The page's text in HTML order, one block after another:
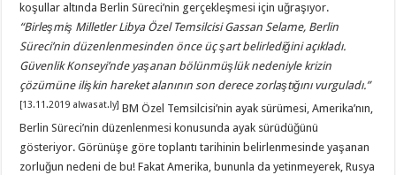
koşullar altında Berlin Süreci’nin gerçekleşmesi için uğraşıyor.
“Birleşmiş Milletler Libya Özel Temsilcisi Gassan Selame, Berlin
Süreci’nin düzenlenmesinden önce üç şart belirlediğini açıkladı.
Güvenlik Konseyi’nde yaşanan bölünmüşlük nedeniyle krizin
çözümüne ilişkin hareket alanının son derece zorlaştığını vurguladı.”
[13.11.2019 alwasat.ly] BM Özel Temsilcisi’nin ayak sürümesi, Amerika’nın,
Berlin Süreci’nin düzenlenmesi konusunda ayak sürüdüğünü
gösteriyor. Görünüşe göre toplantı tarihinin belirlenmesinde yaşanan
zorluğun nedeni de bu! Fakat Amerika, bununla da yetinmeyerek, Rusya